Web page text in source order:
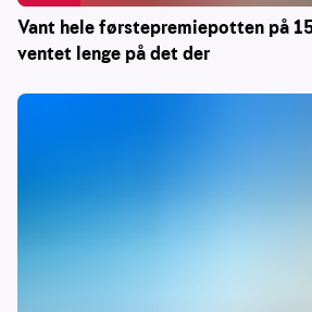
Vant hele førstepremiepotten på
ventet lenge på det der